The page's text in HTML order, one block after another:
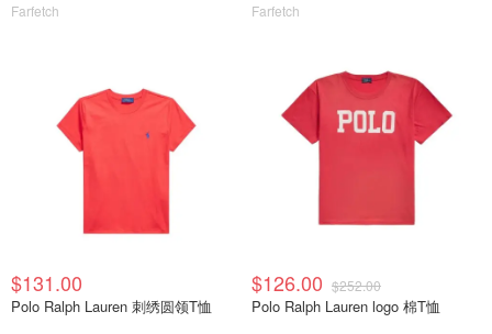
Farfetch Farfetch
$131.00
Polo Ralph Lauren 刺绣圆领T恤
$126.00 $252.00
Polo Ralph Lauren logo 棉T恤